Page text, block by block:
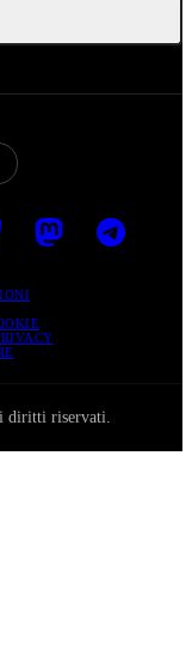
diritti riservati.